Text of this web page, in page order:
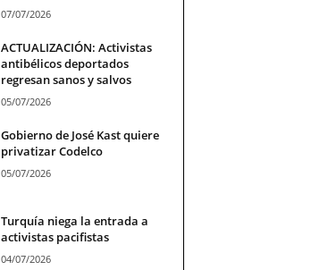
07/07/2026
ACTUALIZACIÓN: Activistas
antibélicos deportados
regresan sanos y salvos
05/07/2026
Gobierno de José Kast quiere
privatizar Codelco
05/07/2026
Turquía niega la entrada a
activistas pacifistas
04/07/2026